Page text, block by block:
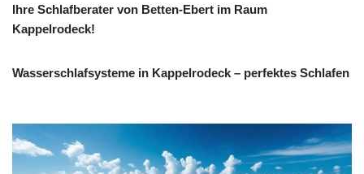
Ihre Schlafberater von Betten-Ebert im Raum
Kappelrodeck!
Wasserschlafsysteme in Kappelrodeck – perfektes Schlafen